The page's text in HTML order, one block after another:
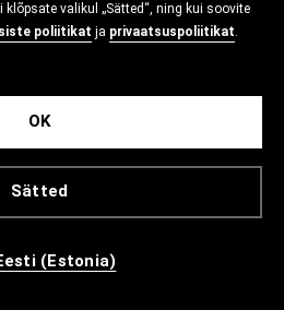
valikul „Sätted“, ning kui soovite
poliitikat ja privaatsuspoliitikat.
Sätted
OK
(Estonia)